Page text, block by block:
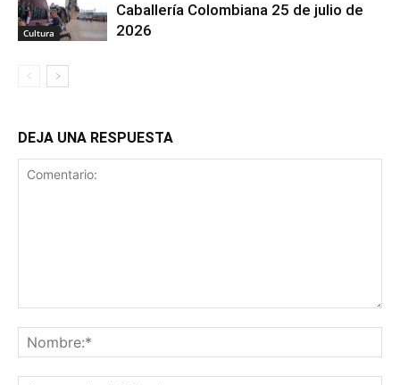
Cultura
Caballería Colombiana 25 de julio de
2026
DEJA UNA RESPUESTA